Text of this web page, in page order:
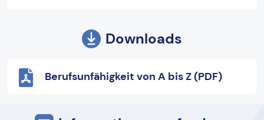
Downloads
Berufsunfähigkeit von A bis Z (PDF)